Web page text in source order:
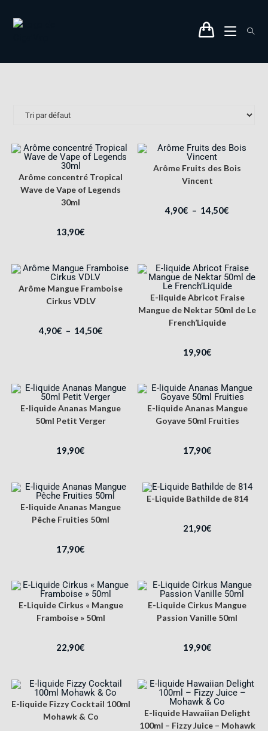
Arôme concentré Tropical
Wave de Vape of Legends
30ml
13,90€
Arôme Fruits des Bois
Vincent
4,90€ – 14,50€
Arôme Mangue Framboise
Cirkus VDLV
4,90€ – 14,50€
E-liquide Abricot Fraise
Mangue de Nektar 50ml de Le
French’Liquide
19,90€
E-liquide Ananas Mangue
50ml Petit Verger
19,90€
E-liquide Ananas Mangue
Goyave 50ml Fruities
17,90€
E-liquide Ananas Mangue
Pêche Fruities 50ml
17,90€
E-Liquide Bathilde de 814
21,90€
E-Liquide Cirkus « Mangue
Framboise » 50ml
22,90€
E-Liquide Cirkus Mangue
Passion Vanille 50ml
19,90€
E-liquide Fizzy Cocktail 100ml
Mohawk & Co
E-liquide Hawaiian Delight
100ml – Fizzy Juice – Mohawk